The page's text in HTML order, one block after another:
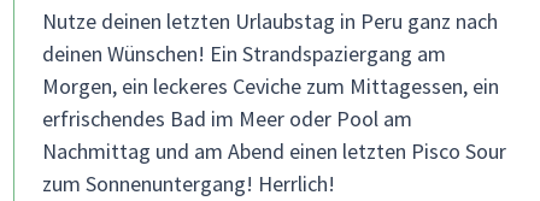
Nutze deinen letzten Urlaubstag in Peru ganz nach
deinen Wünschen! Ein Strandspaziergang am
Morgen, ein leckeres Ceviche zum Mittagessen, ein
erfrischendes Bad im Meer oder Pool am
Nachmittag und am Abend einen letzten Pisco Sour
zum Sonnenuntergang! Herrlich!